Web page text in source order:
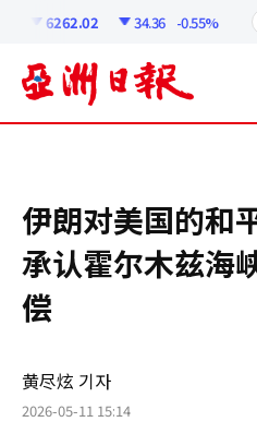
6262.02 34.36 -0.55%
伊朗对美国的和
承认霍尔木兹海
偿
黄尽炫 기자
2026-05-11 15:14